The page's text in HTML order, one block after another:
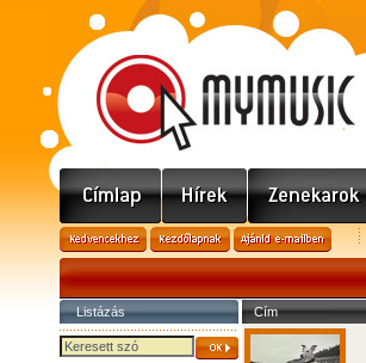
Listázás Cím